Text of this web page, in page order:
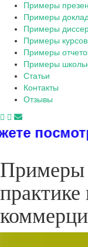
Примеры
Примеры
Примеры
Примеры
Примеры
Примеры
Статьи
Контакты
Отзывы
Примеры